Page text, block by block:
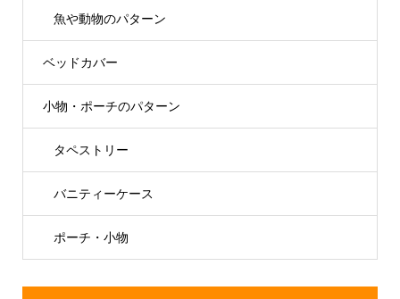
魚や動物のパターン
ベッドカバー
小物・ポーチのパターン
タペストリー
バニティーケース
ポーチ・小物